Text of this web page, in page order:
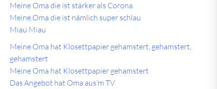
Meine Oma die ist stärker als Corona
Meine Oma die ist nämlich super schlau
Miau Miau
Meine Oma hat Klosettpapier gehamstert, gehamstert,
gehamstert
Meine Oma hat Klosettpapier gehamstert
Das Angebot hat Oma aus‘m TV